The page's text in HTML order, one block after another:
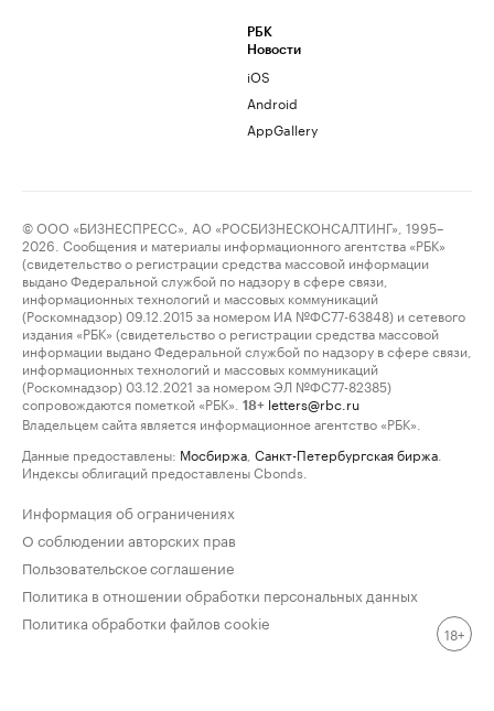
РБК
Новости
iOS
Android
AppGallery
© ООО «БИЗНЕСПРЕСС», АО «РОСБИЗНЕСКОНСАЛТИНГ», 1995–
2026. Сообщения и материалы информационного агентства «РБК»
(свидетельство о регистрации средства массовой информации
выдано Федеральной службой по надзору в сфере связи,
информационных технологий и массовых коммуникаций
(Роскомнадзор) 09.12.2015 за номером ИА №ФС77-63848) и сетевого
издания «РБК» (свидетельство о регистрации средства массовой
информации выдано Федеральной службой по надзору в сфере связи,
информационных технологий и массовых коммуникаций
(Роскомнадзор) 03.12.2021 за номером ЭЛ №ФС77-82385)
сопровождаются пометкой «РБК».
18+ letters@rbc.ru
Владельцем сайта является информационное агентство «РБК».
Данные предоставлены: Мосбиржа Санкт-Петербургская биржа
Индексы облигаций предоставлены Cbonds.
Информация об ограничениях
О соблюдении авторских прав
Пользовательское соглашение
Политика в отношении обработки персональных данных
Политика обработки файлов cookie
18+